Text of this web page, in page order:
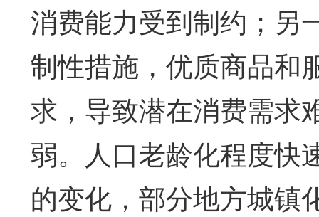
消费能力受到制约；另
制性措施，优质商品和
求，导致潜在消费需求
弱。人口老龄化程度快
的变化，部分地方城镇